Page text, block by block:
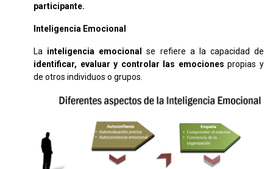
participante.
Inteligencia Emocional
La inteligencia emocional se refiere a la capacidad de
identificar, evaluar y controlar las emociones propias y
de otros individuos o grupos.